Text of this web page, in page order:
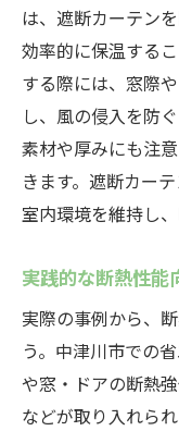
は、遮断カーテン
効率的に保温する
する際には、窓際
し、風の侵入を防
素材や厚みにも注
きます。遮断カー
室内環境を維持し
実践的な断熱性能
実際の事例から、
う。中津川市での
や窓・ドアの断熱
などが取り入れら